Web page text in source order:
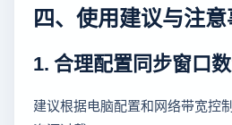
四、使用建议与注
1. 合理配置同步窗口
建议根据电脑配置和网络带宽控